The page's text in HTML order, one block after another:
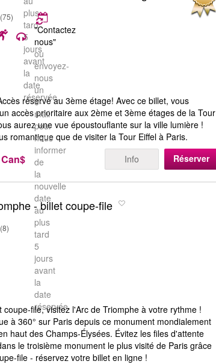
plus
tard
5
jours
avant
la
date
réservée.
(75)
"Contactez
nous"
ou
envoyez-
nous
un
e-
mail
pour
nous
informer
de
la
nouvelle
date
au
plus
tard
5
jours
avant
la
date
réservée.
réservé au 3ème étage! Avec ce billet, vous
accès prioritaire aux 2ème et 3ème étages de la Tour
aurez une vue époustouflante sur la ville lumière !
romantique que de visiter la Tour Eiffel à Paris.
Info Réserver
- billet coupe-file
(8)
coupe-file, visitez l'Arc de Triomphe à votre rythme !
à 360° sur Paris depuis ce monument mondialement
haut des Champs-Élysées. Évitez les files d'attente
le troisième monument le plus visité de Paris grâce
file - réservez votre billet en ligne !